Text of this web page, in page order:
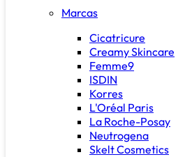
Marcas
Cicatricure
Creamy Skincare
Femme9
ISDIN
Korres
L'Oréal Paris
La Roche-Posay
Neutrogena
Skelt Cosmetics